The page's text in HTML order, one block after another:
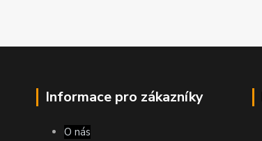
Informace pro zákazníky
O nás